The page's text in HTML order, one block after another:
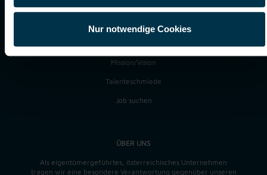
Nur notwendige Cookies
TTI Group
Warum TTI
Mission/Vision
Talenteschmiede
Job suchen
ÜBER UNS
Als eigentümergeführtes, österreichisches Unternehmen
tragen wir eine besondere Verantwortung gegenüber unseren